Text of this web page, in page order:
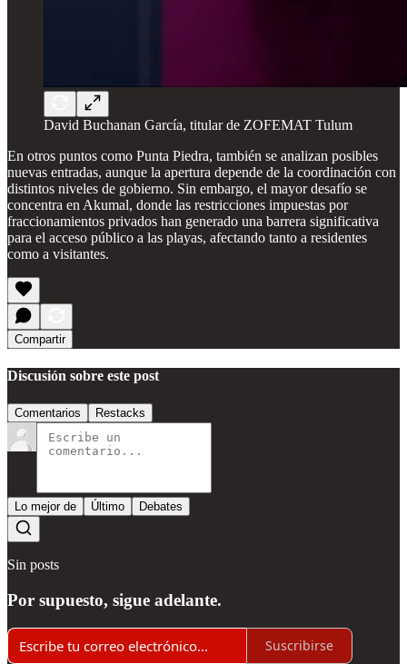
David Buchanan García, titular de ZOFEMAT Tulum
En otros puntos como Punta Piedra, también se analizan posibles
nuevas entradas, aunque la apertura depende de la coordinación con
distintos niveles de gobierno. Sin embargo, el mayor desafío se
concentra en Akumal, donde las restricciones impuestas por
fraccionamientos privados han generado una barrera significativa
para el acceso público a las playas, afectando tanto a residentes
como a visitantes.
Compartir
Discusión sobre este post
Comentarios Restacks
Lo mejor de Último Debates
Sin posts
Por supuesto, sigue adelante.
Suscribirse